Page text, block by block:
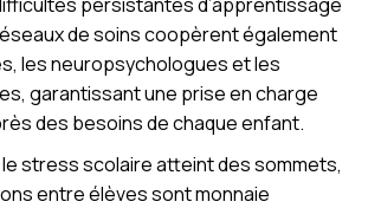
de soins coopèrent également
les neuropsychologues et les
garantissant une prise en charge
des besoins de chaque enfant.
stress scolaire atteint des sommets,
entre élèves sont monnaie